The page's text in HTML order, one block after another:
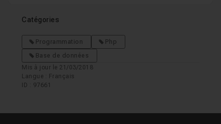
Catégories
Programmation
Php
Base de données
Mis à jour le 21/03/2018
Langue : Français
ID : 97661